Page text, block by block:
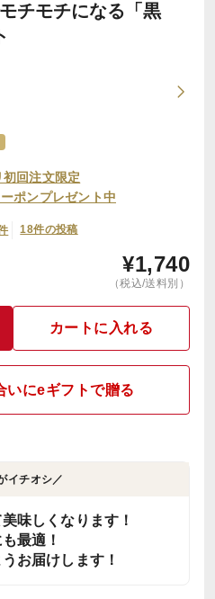
チモチになる「黒
回注文限定
ポンプレゼント中
18件の投稿
¥1,740
（税込/送料別）
カートに入れる
いにeギフトで贈る
イチオシ／
味しくなります！
最適！
お届けします！